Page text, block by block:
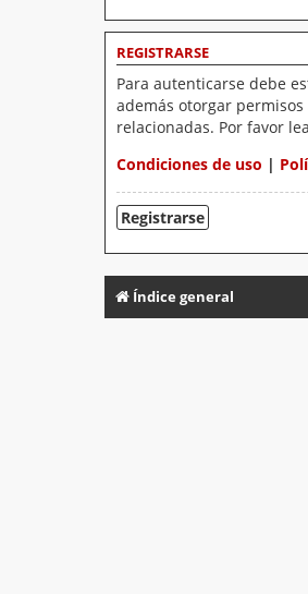
REGISTRARSE
Para autenticarse debe
además otorgar
relacionadas. Por favor
Condiciones de uso |
Registrarse
Índice general